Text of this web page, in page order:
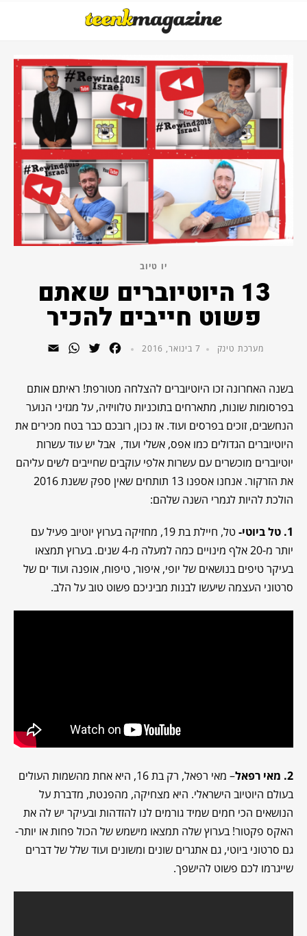
יו טיוב
13 היוטיוברים שאתם
פשוט חייבים להכיר
מערכת טינק 7 בינואר, 2016 Facebook
Twitter
WhatsApp
בשנה האחרונה זכו היוטיוברים להצלחה מטורפת! ראיתם אותם
בפרסומות שונות, מתארחים בתוכניות טלוויזיה, על מגזיני הנוער
הנחשבים, זוכים בפרסים ועוד. אז נכון, רובכם כבר בטח מכירים את
היוטיוברים הגדולים כמו אפס, אשלי ועוד, אבל יש עוד עשרות
יוטיוברים מוכשרים עם עשרות אלפי עוקבים שחייבים לשים עליהם
את הזרקור. אנחנו אספנו 13 תותחים שאין ספק ששנת 2016
הולכת להיות לגמרי השנה שלהם:
1. טל ביוטי-
טל, חיילת בת 19, מחזיקה בערוץ יוטיוב פעיל עם
יותר מ-20 אלף מינויים כמה למעלה מ-4 שנים. בערוץ תמצאו
בעיקר טיפים בנושאים של יופי, איפור, טיפוח, אופנה ועוד ים של
סרטוני העצמה שיעשו לבנות מביניכם פשוט טוב על הלב.
2. מאי רפאל
– מאי רפאל, רק בת 16, היא אחת מהשמות העולים
בעולם היוטיוב הישראלי. היא מצחיקה, מהפנטת, מדברת על
הנושאים הכי חמים שמיד גורמים לנו להזדהות ובעיקר יש לה את
האקס פקטור! בערוץ שלה תמצאו מישמש של הכול פחות או יותר-
גם סרטוני ביוטי, גם אתגרים שונים ומשונים ועוד שלל של דברים
שייגרמו לכם פשוט להישפך.